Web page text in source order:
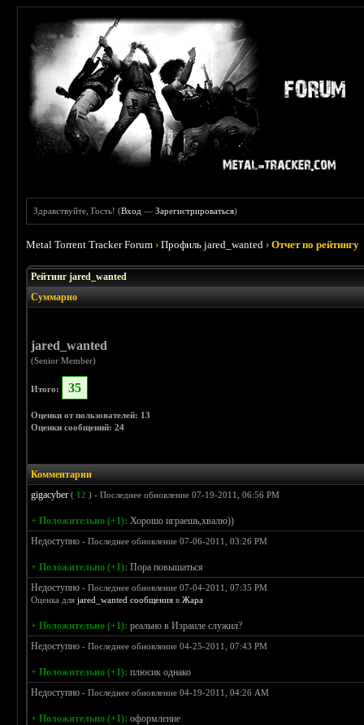
Здравствуйте, Гость! (Вход —Зарегистрироваться)
Metal Torrent Tracker Forum ›Профиль jared_wanted ›Отчет по рейтингу
Рейтинг jared_wanted
Суммарно
jared_wanted
(Senior Member)
Итого: 35
Оценки от пользователей: 13
Оценки сообщений: 24
Комментарии
gigacyber ( 12 ) - Последнее обновление 07-19-2011, 06:56 PM
+ Положительно (+1): Хорошо играешь,хвалю))
Недоступно- Последнее обновление 07-06-2011, 03:26 PM
+ Положительно (+1): Пора повышаться
Недоступно- Последнее обновление 07-04-2011, 07:35 PM
Оценка дляjared_wanted сообщения вЖара
+ Положительно (+1): реально в Израиле служил?
Недоступно- Последнее обновление 04-25-2011, 07:43 PM
+ Положительно (+1): плюсик однако
Недоступно- Последнее обновление 04-19-2011, 04:26 AM
+ Положительно (+1): оформление